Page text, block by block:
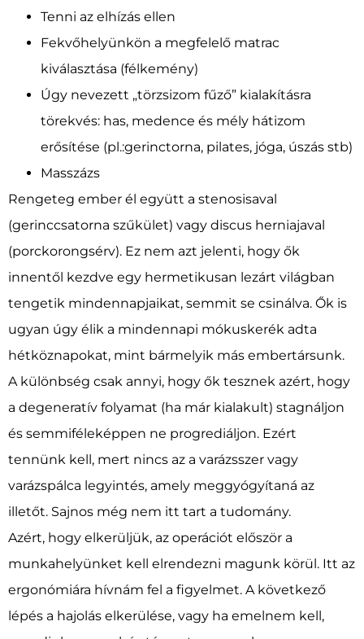
Tenni az elhízás ellen
Fekvőhelyünkön a megfelelő matrac
kiválasztása (félkemény)
Úgy nevezett „törzsizom fűző” kialakításra
törekvés: has, medence és mély hátizom
erősítése (pl.:gerinctorna, pilates, jóga, úszás stb)
Masszázs
Rengeteg ember él együtt a stenosisaval
(gerinccsatorna szűkület) vagy discus herniajaval
(porckorongsérv). Ez nem azt jelenti, hogy ők
innentől kezdve egy hermetikusan lezárt világban
tengetik mindennapjaikat, semmit se csinálva. Ők is
ugyan úgy élik a mindennapi mókuskerék adta
hétköznapokat, mint bármelyik más embertársunk.
A különbség csak annyi, hogy ők tesznek azért, hogy
a degeneratív folyamat (ha már kialakult) stagnáljon
és semmiféleképpen ne progrediáljon. Ezért
tennünk kell, mert nincs az a varázsszer vagy
varázspálca legyintés, amely meggyógyítaná az
illetőt. Sajnos még nem itt tart a tudomány.
Azért, hogy elkerüljük, az operációt először a
munkahelyünket kell elrendezni magunk körül. Itt az
ergonómiára hívnám fel a figyelmet. A következő
lépés a hajolás elkerülése, vagy ha emelnem kell,